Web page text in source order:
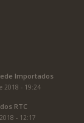
Importados
2018 - 19:24
RTC
- 12:17